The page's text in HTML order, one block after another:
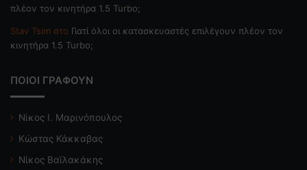
πλέον τον κινητήρα 1.5 Turbo;
Stav Tsim στο Γιατί όλοι οι κατασκευαστές επιλέγουν πλέον τον
κινητήρα 1.5 Turbo;
ΠΟΙΟΙ ΓΡΑΦΟΥΝ
Νίκος Ι. Μαρινόπουλος
Κώστας Κάκκαβας
Νίκος Βαϊλακάκης